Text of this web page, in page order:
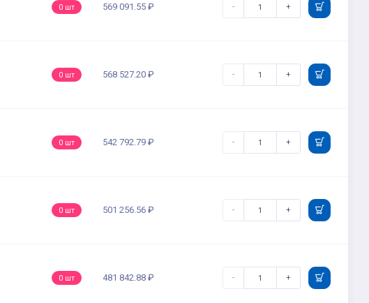
0 шт 569 091.55 ₽ - +
0 шт 568 527.20 ₽ - +
0 шт 542 792.79 ₽ - +
0 шт 501 256.56 ₽ - +
0 шт 481 842.88 ₽ - +